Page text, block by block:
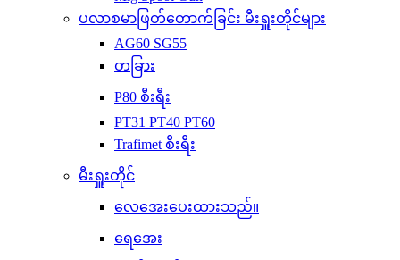
ပလာစမာဖြတ်တောက်ခြင်း မီးရှူးတိုင်များ
AG60 SG55
တခြား
P80 စီးရီး
PT31 PT40 PT60
Trafimet စီးရီး
မီးရှူးတိုင်
လေအေးပေးထားသည်။
ရေအေး